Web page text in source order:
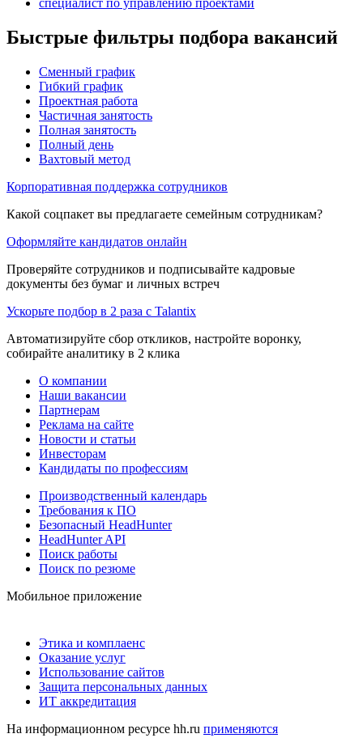
Быстрые фильтры подбора вакансий
Сменный график
Гибкий график
Проектная работа
Частичная занятость
Полная занятость
Полный день
Вахтовый метод
Корпоративная поддержка сотрудников
Какой соцпакет вы предлагаете семейным сотрудникам?
Оформляйте кандидатов онлайн
Проверяйте сотрудников и подписывайте кадровые
документы без бумаг и личных встреч
Ускорьте подбор в 2 раза с Talantix
Автоматизируйте сбор откликов, настройте воронку,
собирайте аналитику в 2 клика
О компании
Наши вакансии
Партнерам
Реклама на сайте
Новости и статьи
Инвесторам
Кандидаты по профессиям
Производственный календарь
Требования к ПО
Безопасный HeadHunter
HeadHunter API
Поиск работы
Поиск по резюме
Мобильное приложение
Этика и комплаенс
Оказание услуг
Использование сайтов
Защита персональных данных
ИТ аккредитация
На информационном ресурсе hh.ru применяются